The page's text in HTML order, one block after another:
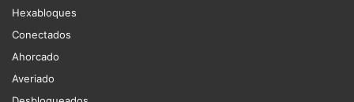
Hexabloques
Conectados
Ahorcado
Averiado
Desbloqueados